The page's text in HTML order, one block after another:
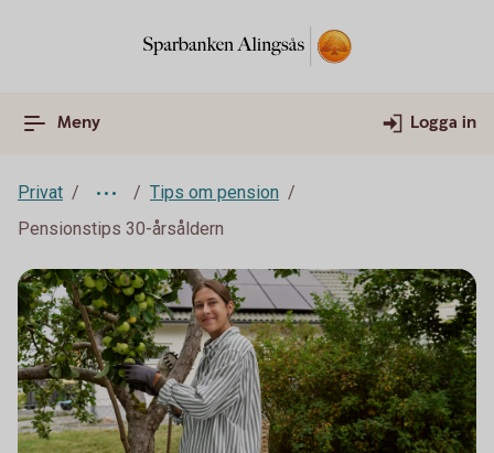
Meny Logga in
Privat
Tips om pension
Pensionstips 30-årsåldern